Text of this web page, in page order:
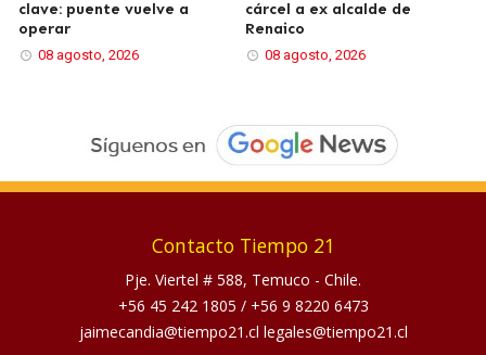
clave: puente vuelve a
operar
08 agosto, 2026
cárcel a ex alcalde de
Renaico
08 agosto, 2026
Contacto Tiempo 21
Pje. Viertel # 588, Temuco - Chile.
+56 45 242 1805 / +56 9 8220 6473
jaimecandia@tiempo21.cl legales@tiempo21.cl